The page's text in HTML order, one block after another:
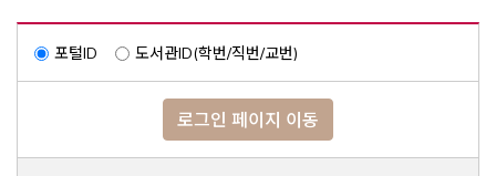
포털ID 도서관ID(학번/직번/교번)
로그인 페이지 이동